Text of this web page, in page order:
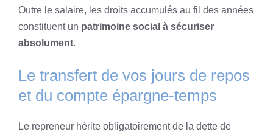
Outre le salaire, les droits accumulés au fil des années
constituent un patrimoine social à sécuriser
absolument.
Le transfert de vos jours de repos
et du compte épargne-temps
Le repreneur hérite obligatoirement de la dette de